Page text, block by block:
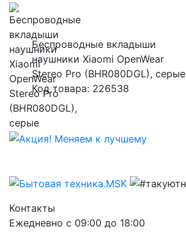
Беспроводные вкладыши
наушники Xiaomi OpenWear
Stereo Pro (BHR080DGL), серые
Код товара: 226538
Контакты
Ежедневно с 09:00 до 18:00